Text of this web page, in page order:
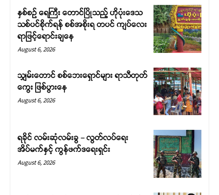
နှစ်စဉ် ရေကြီး တောင်ပြိုသည့် ဟိုပုံးဒေသ
သစ်ပင်စိုက်ရန် စစ်အစိုးရ တပင် ကျပ်လေး
ရာဖြင့်ရောင်းချနေ
August 6, 2026
သျှမ်းတောင် စစ်ဘေးရှောင်များ ရာသီတုတ်
ကွေး ဖြစ်ပွားနေ
August 6, 2026
ရခိုင် လမ်းဆုံလမ်းခွ – လွတ်လပ်ရေး
အိပ်မက်နှင့် ကွန်ဖက်ဒရေးရှင်း
August 6, 2026